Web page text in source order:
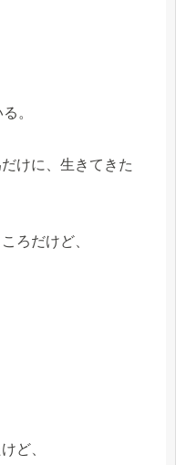
。
けに、生きてきた
ろだけど、
ど、